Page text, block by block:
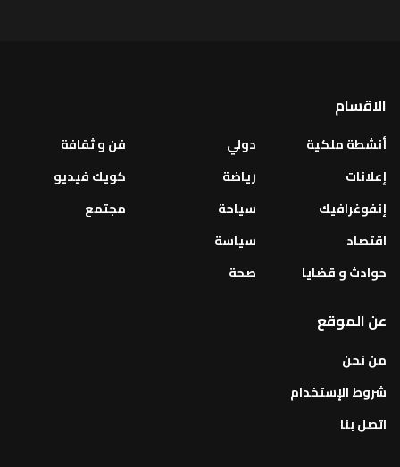
الاقسام
أنشطة ملكية
إعلانات
إنفوغرافيك
اقتصاد
حوادث و قضايا
دولي
رياضة
سياحة
سياسة
صحة
فن و ثقافة
كويك فيديو
مجتمع
عن الموقع
من نحن
شروط الإستخدام
اتصل بنا